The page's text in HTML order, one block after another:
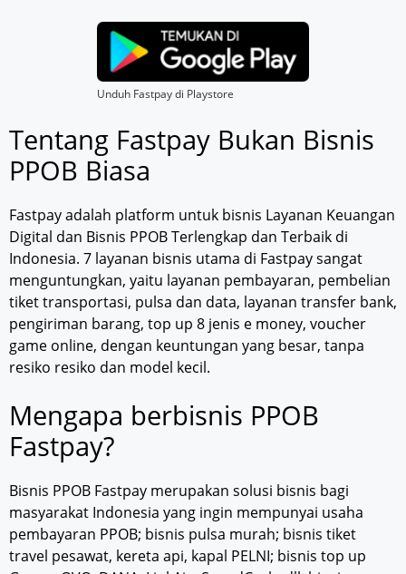
Unduh Fastpay di Playstore
Tentang Fastpay Bukan Bisnis
PPOB Biasa
Fastpay adalah platform untuk bisnis Layanan Keuangan
Digital dan Bisnis PPOB Terlengkap dan Terbaik di
Indonesia. 7 layanan bisnis utama di Fastpay sangat
menguntungkan, yaitu layanan pembayaran, pembelian
tiket transportasi, pulsa dan data, layanan transfer bank,
pengiriman barang, top up 8 jenis e money, voucher
game online, dengan keuntungan yang besar, tanpa
resiko resiko dan model kecil.
Mengapa berbisnis PPOB
Fastpay?
Bisnis PPOB Fastpay merupakan solusi bisnis bagi
masyarakat Indonesia yang ingin mempunyai usaha
pembayaran PPOB; bisnis pulsa murah; bisnis tiket
travel pesawat, kereta api, kapal PELNI; bisnis top up